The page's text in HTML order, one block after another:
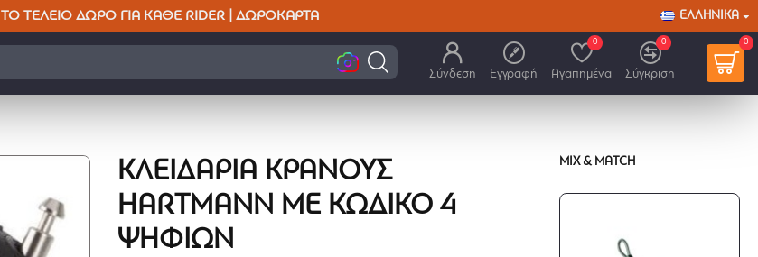
ΤΟ ΤΈΛΕΙΟ ΔΏΡΟ ΓΙΑ ΚΆΘΕ RIDER | ΔΩΡΟΚΆΡΤΑ ΕΛΛΗΝΙΚΆ
Σύνδεση Εγγραφή Αγαπημένα
0
Σύγκριση
0 0
ΚΛΕΙΔΑΡΙΆ ΚΡΆΝΟΥΣ
HARTMANN ΜΕ ΚΩΔΙΚΌ 4
ΨΗΦΊΩΝ
MIX & MATCH